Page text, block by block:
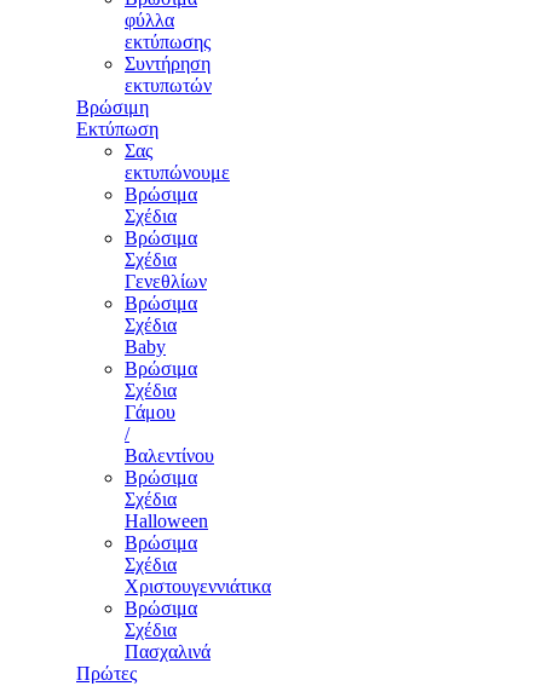
φύλλα
εκτύπωσης
Συντήρηση
εκτυπωτών
Βρώσιμη
Εκτύπωση
Σας
εκτυπώνουμε
Βρώσιμα
Σχέδια
Βρώσιμα
Σχέδια
Γενεθλίων
Βρώσιμα
Σχέδια
Baby
Βρώσιμα
Σχέδια
Γάμου
/
Βαλεντίνου
Βρώσιμα
Σχέδια
Halloween
Βρώσιμα
Σχέδια
Χριστουγεννιάτικα
Βρώσιμα
Σχέδια
Πασχαλινά
Πρώτες